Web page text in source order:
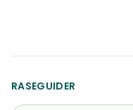
RASEGUIDER